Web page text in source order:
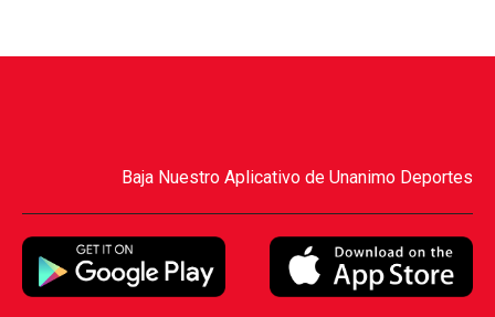
Baja Nuestro Aplicativo de Unanimo Deportes